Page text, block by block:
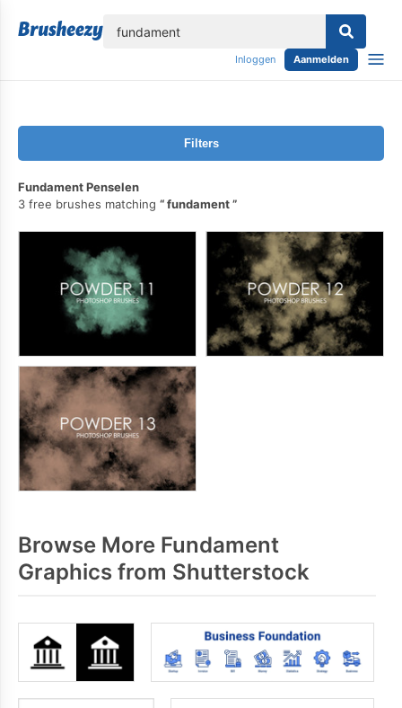
Inloggen Aanmelden
Filters
Fundament Penselen
3 free brushes matching
fundament
Browse More Fundament
Graphics from Shutterstock